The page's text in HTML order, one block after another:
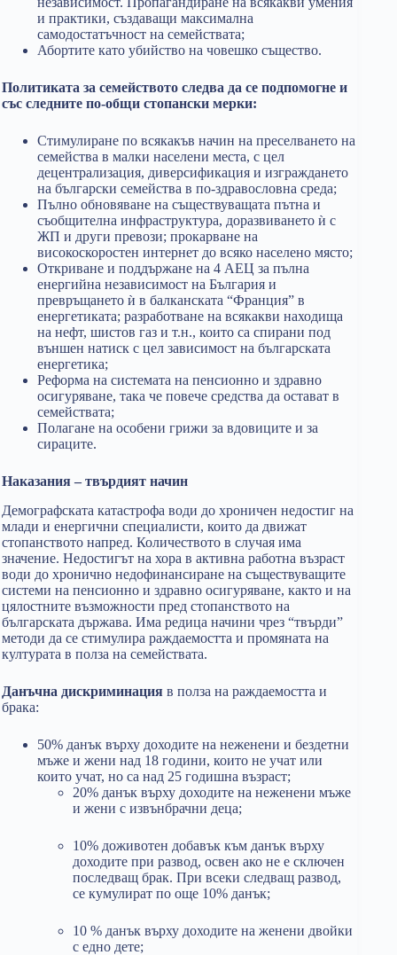
и практики, създаващи максимална
самодостатъчност на семействата;
Абортите като убийство на човешко същество.
Политиката за семейството следва да се подпомогне и
със следните по-общи стопански мерки:
Стимулиране по всякакъв начин на преселването на
семейства в малки населени места, с цел
децентрализация, диверсификация и изграждането
на български семейства в по-здравословна среда;
Пълно обновяване на съществуващата пътна и
съобщителна инфраструктура, доразвиването ѝ с
ЖП и други превози; прокарване на
високоскоростен интернет до всяко населено място;
Откриване и поддържане на 4 АЕЦ за пълна
енергийна независимост на България и
превръщането ѝ в балканската “Франция” в
енергетиката; разработване на всякакви находища
на нефт, шистов газ и т.н., които са спирани под
външен натиск с цел зависимост на българската
енергетика;
Реформа на системата на пенсионно и здравно
осигуряване, така че повече средства да остават в
семействата;
Полагане на особени грижи за вдовиците и за
сираците.
Наказания – твърдият начин
Демографската катастрофа води до хроничен недостиг на
млади и енергични специалисти, които да движат
стопанството напред. Количеството в случая има
значение. Недостигът на хора в активна работна възраст
води до хронично недофинансиране на съществуващите
системи на пенсионно и здравно осигуряване, както и на
цялостните възможности пред стопанството на
българската държава. Има редица начини чрез “твърди”
методи да се стимулира раждаемостта и промяната на
културата в полза на семействата.
Данъчна дискриминация в полза на раждаемостта и
брака:
50% данък върху доходите на неженени и бездетни
мъже и жени над 18 години, които не учат или
които учат, но са над 25 годишна възраст;
20% данък върху доходите на неженени мъже
и жени с извънбрачни деца;
10% доживотен добавък към данък върху
доходите при развод, освен ако не е сключен
последващ брак. При всеки следващ развод,
се кумулират по още 10% данък;
10 % данък върху доходите на женени двойки
с едно дете;